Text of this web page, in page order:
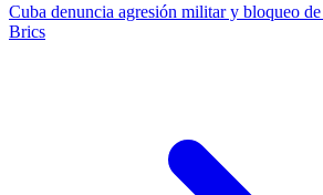
Cuba denuncia agresión militar y bloqueo
Brics